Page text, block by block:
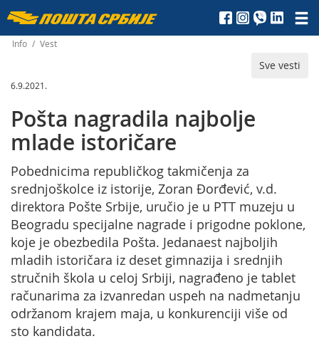
Пошта
Србије
д.о.о.
Info / Vest
Sve vesti
6.9.2021.
Pošta nagradila najbolje
mlade istoričare
Pobednicima republičkog takmičenja za
srednjoškolce iz istorije, Zoran Đorđević, v.d.
direktora Pošte Srbije, uručio je u PTT muzeju u
Beogradu specijalne nagrade i prigodne poklone,
koje je obezbedila Pošta. Jedanaest najboljih
mladih istoričara iz deset gimnazija i srednjih
stručnih škola u celoj Srbiji, nagrađeno je tablet
računarima za izvanredan uspeh na nadmetanju
održanom krajem maja, u konkurenciji više od
sto kandidata.